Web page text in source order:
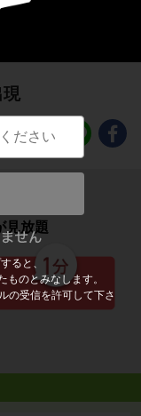
ると、
ものとみなします。
の受信を許可して下さ
現
しまで
見放題